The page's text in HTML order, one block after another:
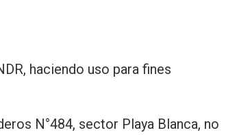
haciendo uso para fines
N°484, sector Playa Blanca, no